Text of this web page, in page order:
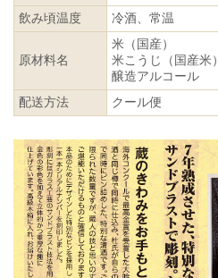
飲み頃温度 冷酒、常温
原材料名
米（国産）
米こうじ（国産米）
醸造アルコール
配送方法
クール便